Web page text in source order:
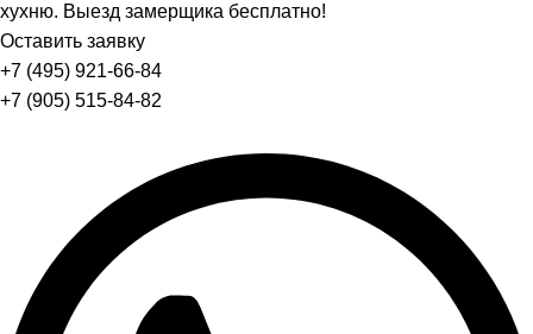
хухню. Выезд замерщика бесплатно!
Оставить заявку
+7 (495) 921-66-84
+7 (905) 515-84-82